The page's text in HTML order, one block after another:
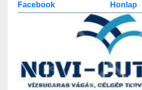
Facebook Honlap